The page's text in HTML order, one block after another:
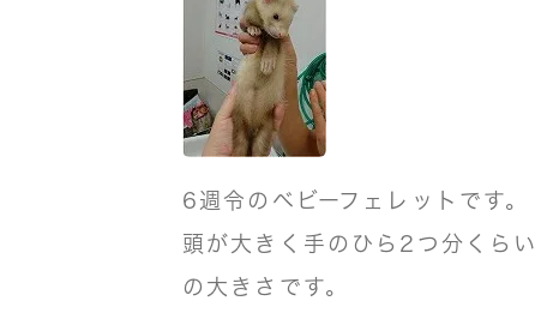
6週令のベビーフェレットです。
頭が大きく手のひら2つ分くらい
の大きさです。